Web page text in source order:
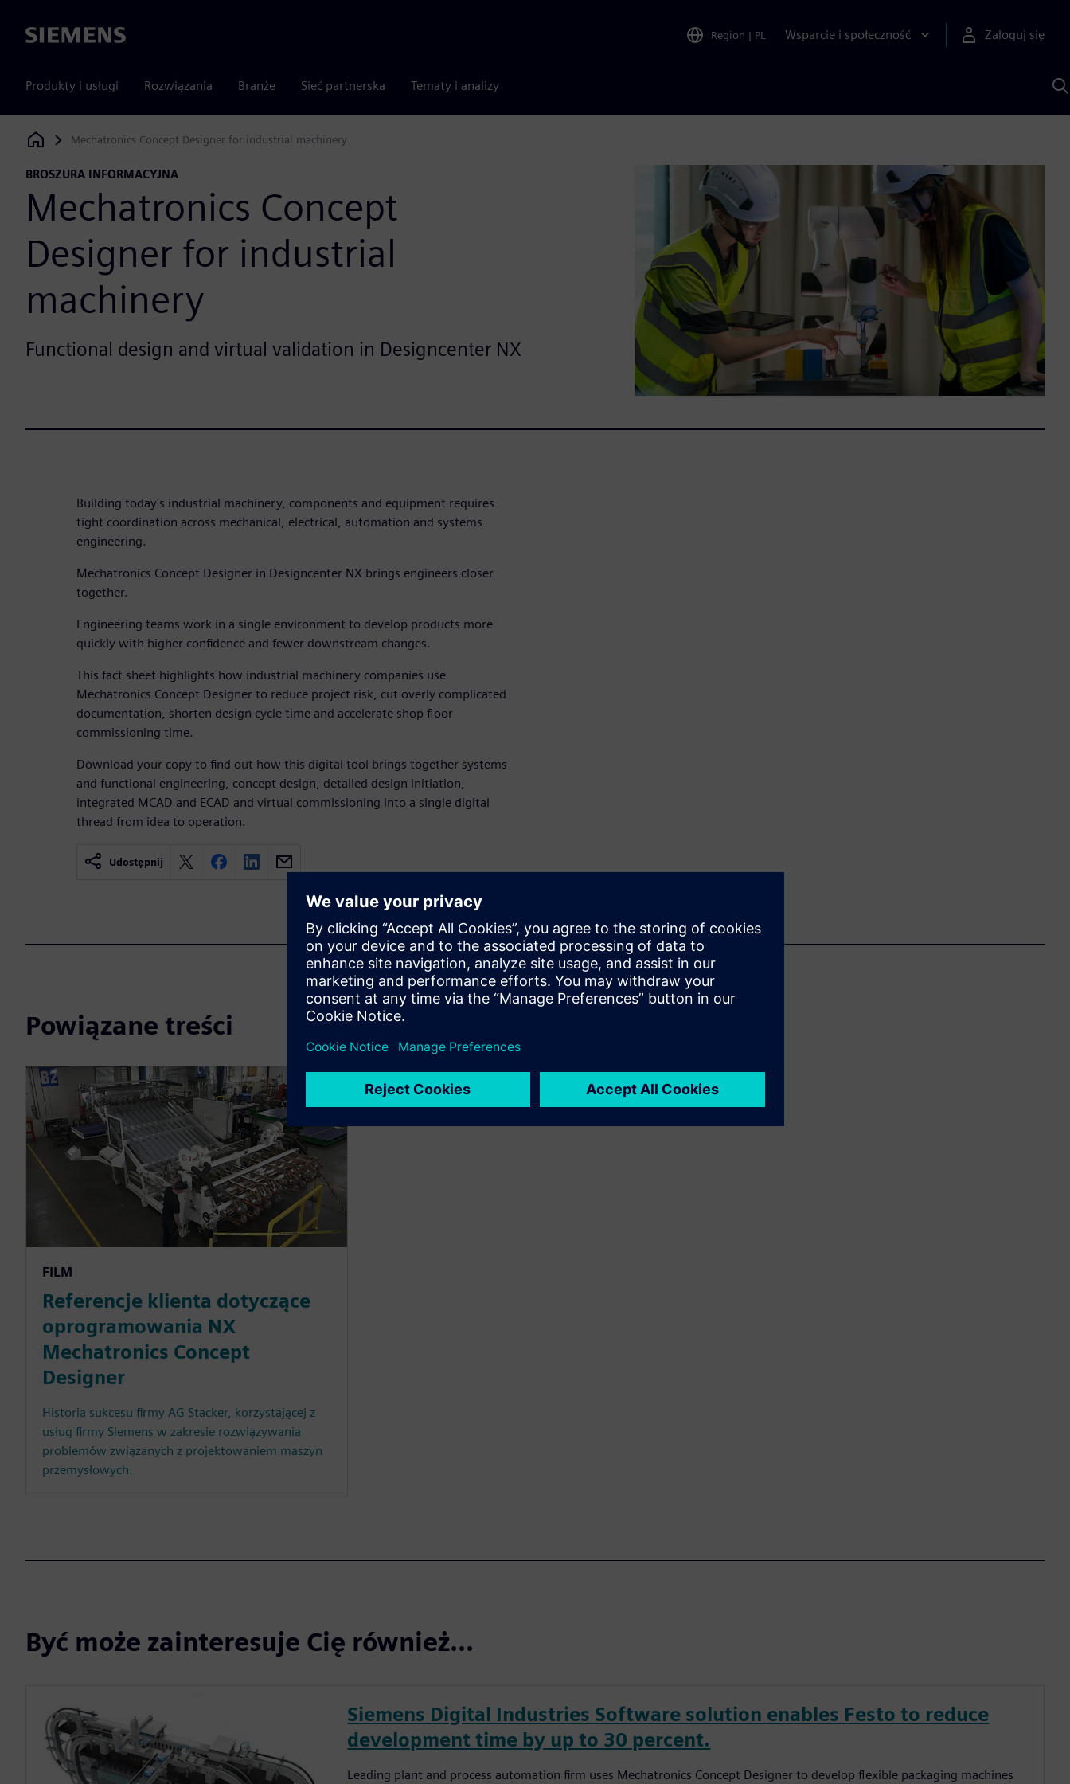
Siemens Region | PL Wsparcie i społeczność Zaloguj się
Produkty i usługi Rozwiązania Branże Sieć partnerska Tematy i analizy
Siemens Digital Industries Software
Mechatronics Concept Designer for industrial machinery
BROSZURA INFORMACYJNA
Mechatronics Concept
Designer for industrial
machinery
Functional design and virtual validation in Designcenter NX
Building today's industrial machinery, components and equipment requires
tight coordination across mechanical, electrical, automation and systems
engineering.
Mechatronics Concept Designer in Designcenter NX brings engineers closer
together.
Engineering teams work in a single environment to develop products more
quickly with higher confidence and fewer downstream changes.
This fact sheet highlights how industrial machinery companies use
Mechatronics Concept Designer to reduce project risk, cut overly complicated
documentation, shorten design cycle time and accelerate shop floor
commissioning time.
Download your copy to find out how this digital tool brings together systems
and functional engineering, concept design, detailed design initiation,
integrated MCAD and ECAD and virtual commissioning into a single digital
thread from idea to operation.
Udostępnij
Powiązane treści
FILM
Referencje klienta dotyczące
oprogramowania NX
Mechatronics Concept
Designer
Historia sukcesu firmy AG Stacker, korzystającej z
usług firmy Siemens w zakresie rozwiązywania
problemów związanych z projektowaniem maszyn
przemysłowych.
Być może zainteresuje Cię również...
Siemens Digital Industries Software solution enables Festo to reduce
development time by up to 30 percent.
Leading plant and process automation firm uses Mechatronics Concept Designer to develop flexible packaging machines